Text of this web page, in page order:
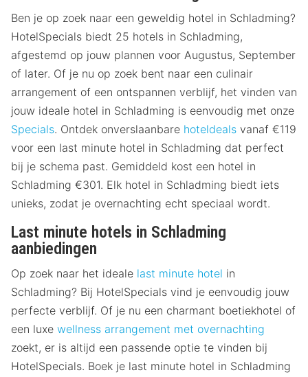
Ben je op zoek naar een geweldig hotel in Schladming?
HotelSpecials biedt 25 hotels in Schladming,
afgestemd op jouw plannen voor Augustus, September
of later. Of je nu op zoek bent naar een culinair
arrangement of een ontspannen verblijf, het vinden van
jouw ideale hotel in Schladming is eenvoudig met onze
Specials. Ontdek onverslaanbare hoteldeals vanaf €119
voor een last minute hotel in Schladming dat perfect
bij je schema past. Gemiddeld kost een hotel in
Schladming €301. Elk hotel in Schladming biedt iets
unieks, zodat je overnachting echt speciaal wordt.
Last minute hotels in Schladming
aanbiedingen
Op zoek naar het ideale last minute hotel in
Schladming? Bij HotelSpecials vind je eenvoudig jouw
perfecte verblijf. Of je nu een charmant boetiekhotel of
een luxe wellness arrangement met overnachting
zoekt, er is altijd een passende optie te vinden bij
HotelSpecials. Boek je last minute hotel in Schladming